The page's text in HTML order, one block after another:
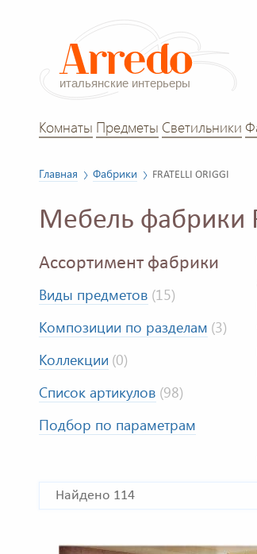
Комнаты Предметы Светильники
Главная Фабрики FRATELLI ORIGGI
Мебель фабрики
Ассортимент фабрики
Виды предметов (15)
Композиции по разделам (3)
Коллекции (0)
Список артикулов (98)
Подбор по параметрам
Найдено 114